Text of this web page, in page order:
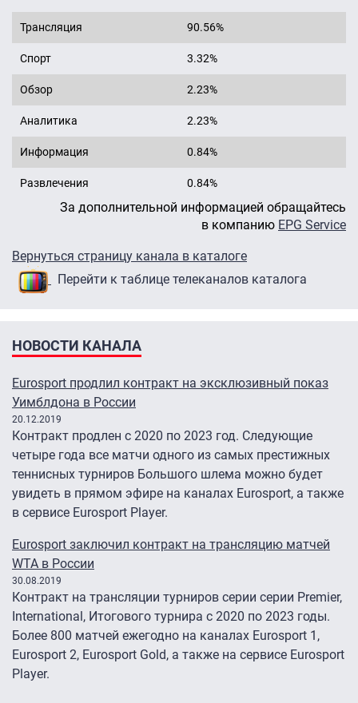
Трансляция 90.56%
Спорт 3.32%
Обзор 2.23%
Аналитика 2.23%
Информация 0.84%
Развлечения 0.84%
За дополнительной информацией обращайтесь
в компанию EPG Service
Вернуться страницу канала в каталоге
Перейти к таблице телеканалов каталога
НОВОСТИ КАНАЛА
Eurosport продлил контракт на эксклюзивный показ
Уимблдона в России
20.12.2019
Контракт продлен с 2020 по 2023 год. Следующие
четыре года все матчи одного из самых престижных
теннисных турниров Большого шлема можно будет
увидеть в прямом эфире на каналах Eurosport, а также
в сервисе Eurosport Player.
Eurosport заключил контракт на трансляцию матчей
WTA в России
30.08.2019
Контракт на трансляции турниров серии серии Premier,
International, Итогового турнира с 2020 по 2023 годы.
Более 800 матчей ежегодно на каналах Eurosport 1,
Eurosport 2, Eurosport Gold, а также на сервисе Eurosport
Player.